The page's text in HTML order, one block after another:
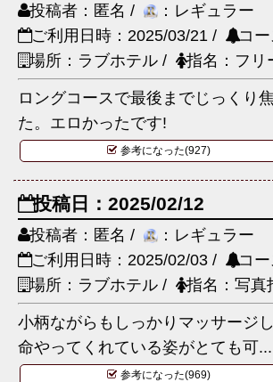
投稿者：匿名 /
：レギュラー
ご利用日時：2025/03/21 /
コ
場所：ラブホテル /
指名：フリ
ロングコースで最後までじっくり
た。エロかったです!
参考になった(927)
投稿日：2025/02/12
投稿者：匿名 /
：レギュラー
ご利用日時：2025/02/03 /
コ
場所：ラブホテル /
指名：写真
小柄ながらもしっかりマッサージ
命やってくれている姿がとても可...
参考になった(969)